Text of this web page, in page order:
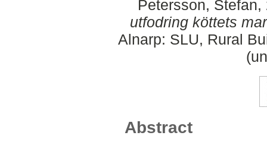
Petersson, Stefan,
utfodring köttets
Alnarp: SLU, Rural
Abstract